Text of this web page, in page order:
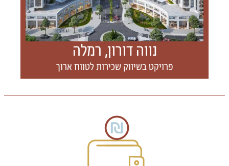
נווה דורון, רמלה
פרויקט בשיווק שכירות לטווח ארוך